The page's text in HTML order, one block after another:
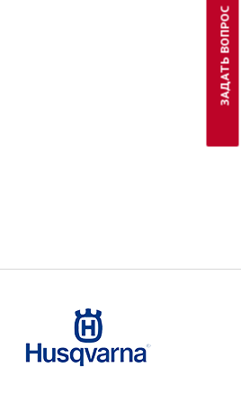
ЗАДАТЬ ВОПРОС